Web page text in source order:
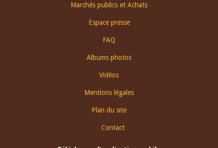
Marchés publics et Achats
Espace presse
FAQ
Albums photos
Vidéos
Mentions légales
Plan du site
Contact